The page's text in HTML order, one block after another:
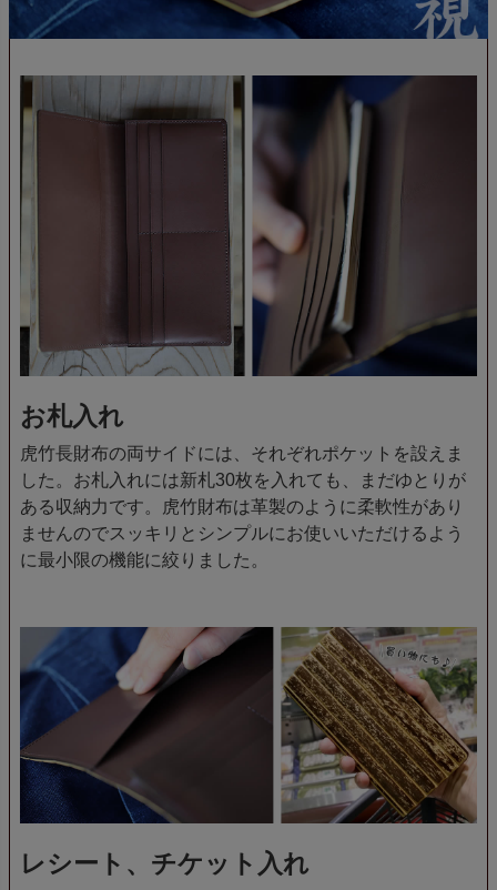
お札入れ
虎竹長財布の両サイドには、それぞれポケットを設えま
した。お札入れには新札30枚を入れても、まだゆとりが
ある収納力です。虎竹財布は革製のように柔軟性があり
ませんのでスッキリとシンプルにお使いいただけるよう
に最小限の機能に絞りました。
レシート、チケット入れ